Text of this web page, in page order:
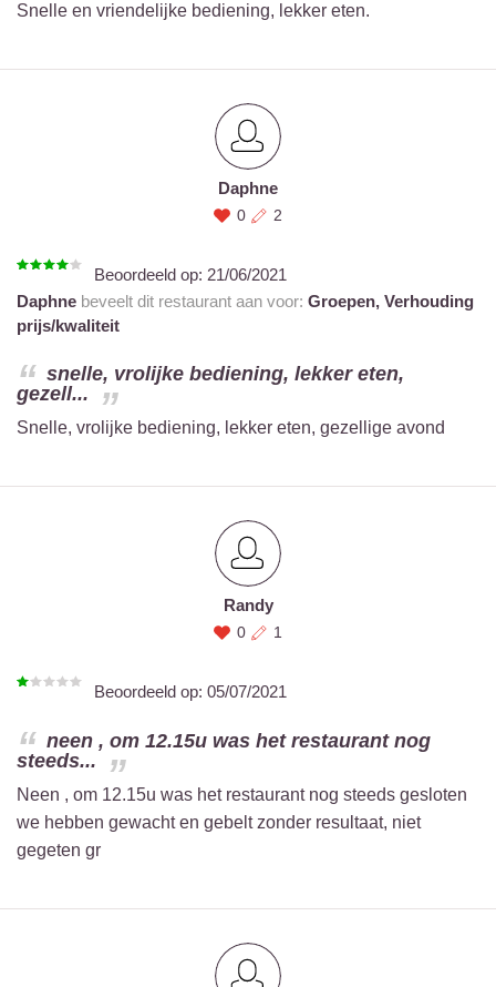
Snelle en vriendelijke bediening, lekker eten.
Daphne
0 2
Beoordeeld op: 21/06/2021
Daphne beveelt dit restaurant aan voor: Groepen, Verhouding
prijs/kwaliteit
snelle, vrolijke bediening, lekker eten,
gezell...
Snelle, vrolijke bediening, lekker eten, gezellige avond
Randy
0 1
Beoordeeld op: 05/07/2021
neen , om 12.15u was het restaurant nog
steeds...
Neen , om 12.15u was het restaurant nog steeds gesloten
we hebben gewacht en gebelt zonder resultaat, niet
gegeten gr